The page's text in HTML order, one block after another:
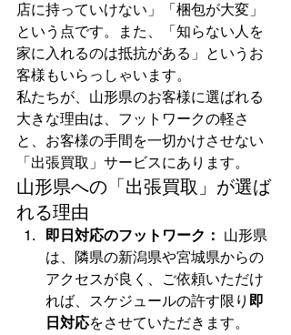
店に持っていけない」「梱包が大変」
という点です。また、「知らない人を
家に入れるのは抵抗がある」というお
客様もいらっしゃいます。
私たちが、山形県のお客様に選ばれる
大きな理由は、フットワークの軽さ
と、お客様の手間を一切かけさせない
「出張買取」サービスにあります。
山形県への「出張買取」が選ば
れる理由
即日対応のフットワーク： 山形県
は、隣県の新潟県や宮城県からの
アクセスが良く、ご依頼いただけ
れば、スケジュールの許す限り 即
日対応をさせていただきます。